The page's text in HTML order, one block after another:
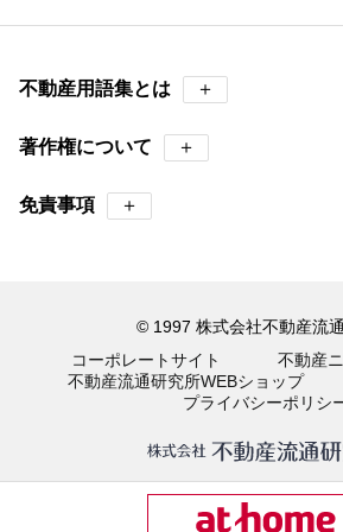
不動産用語集とは ＋
著作権について ＋
免責事項 ＋
© 1997 株式会社不動産流
コーポレートサイト
不動産
不動産流通研究所WEBショップ
プライバシーポリシ